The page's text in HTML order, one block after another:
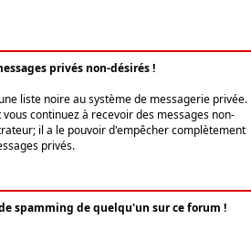
privés non-désirés !
liste noire au système de messagerie privée.
continuez à recevoir des messages non-
il a le pouvoir d'empêcher complètement
privés.
spamming de quelqu'un sur ce forum !